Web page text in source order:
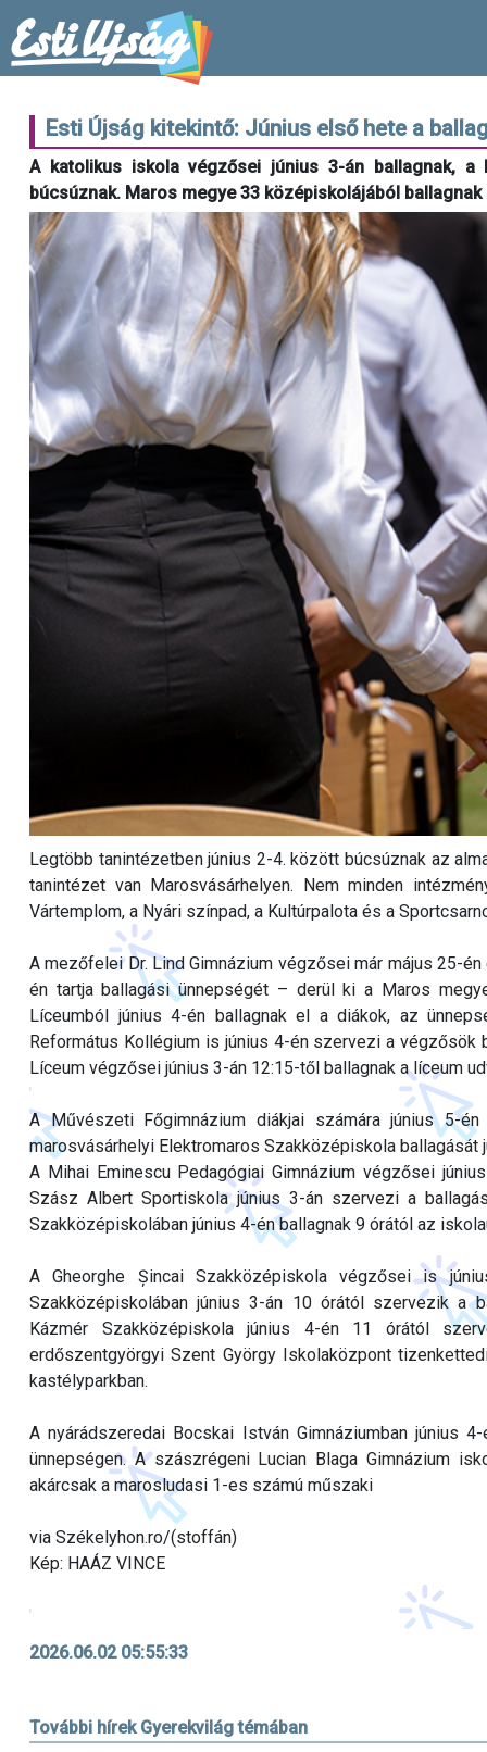
Esti Újság kitekintő: Június első hete a
A katolikus iskola végzősei június 3-án ballagnak,
búcsúznak. Maros megye 33 középiskolájából
Legtöbb tanintézetben június 2-4. között búcsúznak az
tanintézet van Marosvásárhelyen. Nem minden
Vártemplom, a Nyári színpad, a Kultúrpalota és a
A mezőfelei Dr. Lind Gimnázium végzősei már május 25-
én tartja ballagási ünnepségét – derül ki a Maros
Líceumból június 4-én ballagnak el a diákok, az
Református Kollégium is június 4-én szervezi a végzősök
Líceum végzősei június 3-án 12:15-től ballagnak a líceum
A Művészeti Főgimnázium diákjai számára június 5-
marosvásárhelyi Elektromaros Szakközépiskola
A Mihai Eminescu Pedagógiai Gimnázium végzősei
Szász Albert Sportiskola június 3-án szervezi a
Szakközépiskolában június 4-én ballagnak 9 órától az
A Gheorghe Șincai Szakközépiskola végzősei is
Szakközépiskolában június 3-án 10 órától szervezik a
Kázmér Szakközépiskola június 4-én 11 órától
erdőszentgyörgyi Szent György Iskolaközpont
kastélyparkban.
A nyárádszeredai Bocskai István Gimnáziumban június
ünnepségen. A szászrégeni Lucian Blaga Gimnázium
akárcsak a marosludasi 1-es számú műszaki
via Székelyhon.ro/(stoffán)
Kép: HAÁZ VINCE
2026.06.02 05:55:33
További hírek Gyerekvilág témában